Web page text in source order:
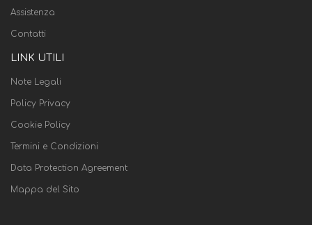
Assistenza
Contatti
LINK UTILI
Note Legali
Policy Privacy
Cookie Policy
Termini e Condizioni
Data Protection Agreement
Mappa del Sito